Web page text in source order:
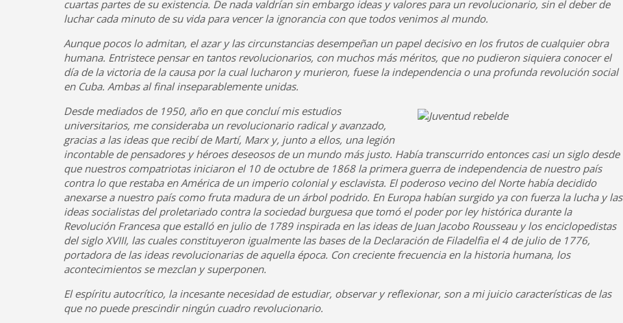
cuartas partes de su existencia. De nada valdrían sin embargo ideas y valores para un revolucionario, sin el deber de
luchar cada minuto de su vida para vencer la ignorancia con que todos venimos al mundo.
Aunque pocos lo admitan, el azar y las circunstancias desempeñan un papel decisivo en los frutos de cualquier obra
humana. Entristece pensar en tantos revolucionarios, con muchos más méritos, que no pudieron siquiera conocer el
día de la victoria de la causa por la cual lucharon y murieron, fuese la independencia o una profunda revolución social
en Cuba. Ambas al final inseparablemente unidas.
Desde mediados de 1950, año en que concluí mis estudios
universitarios, me consideraba un revolucionario radical y avanzado,
gracias a las ideas que recibí de Martí, Marx y, junto a ellos, una legión
incontable de pensadores y héroes deseosos de un mundo más justo. Había transcurrido entonces casi un siglo desde
que nuestros compatriotas iniciaron el 10 de octubre de 1868 la primera guerra de independencia de nuestro país
contra lo que restaba en América de un imperio colonial y esclavista. El poderoso vecino del Norte había decidido
anexarse a nuestro país como fruta madura de un árbol podrido. En Europa habían surgido ya con fuerza la lucha y las
ideas socialistas del proletariado contra la sociedad burguesa que tomó el poder por ley histórica durante la
Revolución Francesa que estalló en julio de 1789 inspirada en las ideas de Juan Jacobo Rousseau y los enciclopedistas
del siglo XVIII, las cuales constituyeron igualmente las bases de la Declaración de Filadelfia el 4 de julio de 1776,
portadora de las ideas revolucionarias de aquella época. Con creciente frecuencia en la historia humana, los
acontecimientos se mezclan y superponen.
El espíritu autocrítico, la incesante necesidad de estudiar, observar y reflexionar, son a mi juicio características de las
que no puede prescindir ningún cuadro revolucionario.